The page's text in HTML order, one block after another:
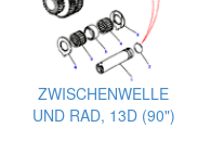
ZWISCHENWELLE
UND RAD, 13D (90")